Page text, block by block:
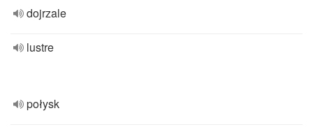
dojrzale
lustre
połysk